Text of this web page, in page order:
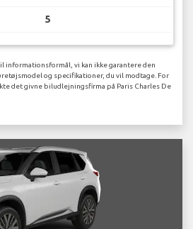
5
informationsformål, vi kan ikke garantere den
og specifikationer, du vil modtage. For
det givne biludlejningsfirma på Paris Charles De